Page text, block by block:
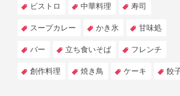
ビストロ 中華料理 寿司
スープカレー かき氷 甘味処
バー 立ち食いそば フレンチ
創作料理 焼き鳥 ケーキ 餃